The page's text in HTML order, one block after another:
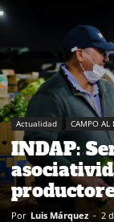
Actualidad CAMPO AL
INDAP:
Por Luis Márquez - 2